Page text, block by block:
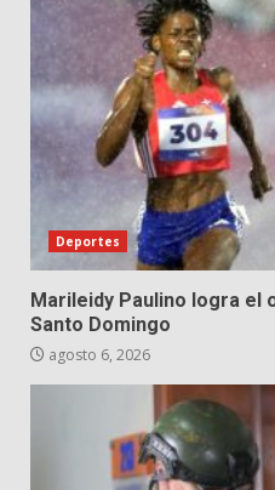
Deportes
Marileidy Paulino logra el
Santo Domingo
agosto 6, 2026